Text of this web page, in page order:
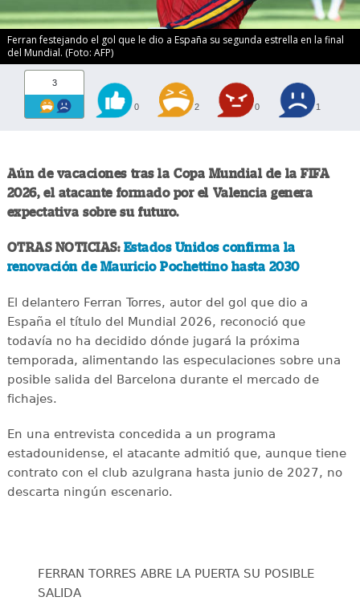
Ferran festejando el gol que le dio a España su segunda estrella en la final
del Mundial. (Foto: AFP)
3
0 2 0 1
Aún de vacaciones tras la Copa Mundial de la FIFA
2026, el atacante formado por el Valencia genera
expectativa sobre su futuro.
OTRAS NOTICIAS: Estados Unidos confirma la
renovación de Mauricio Pochettino hasta 2030
El delantero Ferran Torres, autor del gol que dio a
España el título del Mundial 2026, reconoció que
todavía no ha decidido dónde jugará la próxima
temporada, alimentando las especulaciones sobre una
posible salida del Barcelona durante el mercado de
fichajes.
En una entrevista concedida a un programa
estadounidense, el atacante admitió que, aunque tiene
contrato con el club azulgrana hasta junio de 2027, no
descarta ningún escenario.
FERRAN TORRES ABRE LA PUERTA SU POSIBLE
SALIDA